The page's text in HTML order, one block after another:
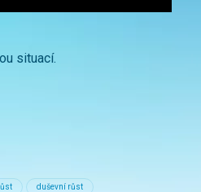
situací.
duševní růst